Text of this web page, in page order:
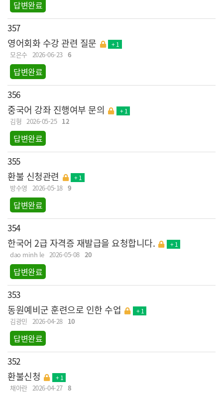
답변완료
357
영어회화 수강 관련 질문 + 1
모은수 2026-06-23 6
답변완료
356
중국어 강좌 진행여부 문의 + 1
김형 2026-05-25 12
답변완료
355
환불 신청관련 + 1
방수영 2026-05-18 9
답변완료
354
한국어 2급 자격증 재발급을 요청합니다. + 1
dao minh le 2026-05-08 20
답변완료
353
동원예비군 훈련으로 인한 수업 + 1
김광민 2026-04-28 10
답변완료
352
환불신청 + 1
채아란 2026-04-27 8